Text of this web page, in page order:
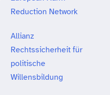
Reduction Network
Allianz
Rechtssicherheit für
politische
Willensbildung